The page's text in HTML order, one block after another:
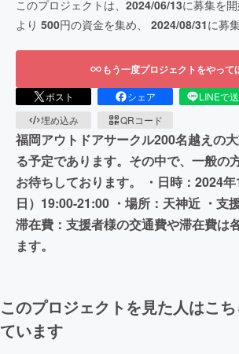
このプロジェクトは、 2024/06/13に募集を開
より 500円の資金を集め、 2024/08/31に募
もう一度プロジェクトをやって
ポスト シェア LINEで
埋め込み
QRコード
福岡アウトドアサークル200名越えの
る予定であります。その中で、一般の
お待ちしております。 ・日時：2024
日）19:00-21:00 ・場所：天神近 ・支
滞在費：支援者様の交通費や滞在費は
ます。
このプロジェクトを見た人はこ
ています